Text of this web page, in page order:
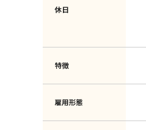
休日
特徴
雇用形態